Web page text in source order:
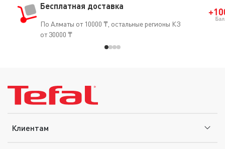
Бесплатная доставка
По Алматы от 10000 ₸, остальные регионы КЗ
от 30000 ₸
Клиентам